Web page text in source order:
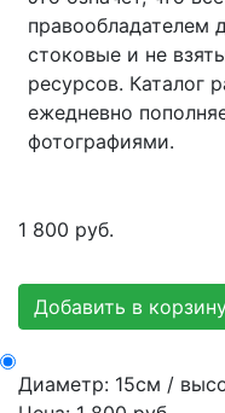
правообладателем
стоковые и не
ресурсов. Каталог
ежедневно
фотографиями.
1 800 руб.
Добавить в
Диаметр: 15см /